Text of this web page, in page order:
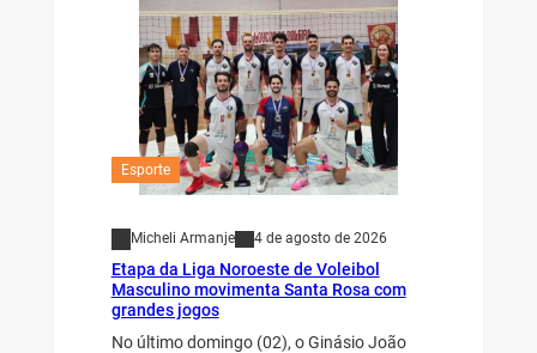
Esporte
Micheli Armanje 4 de agosto de 2026
Etapa da Liga Noroeste de Voleibol
Masculino movimenta Santa Rosa com
grandes jogos
No último domingo (02), o Ginásio João